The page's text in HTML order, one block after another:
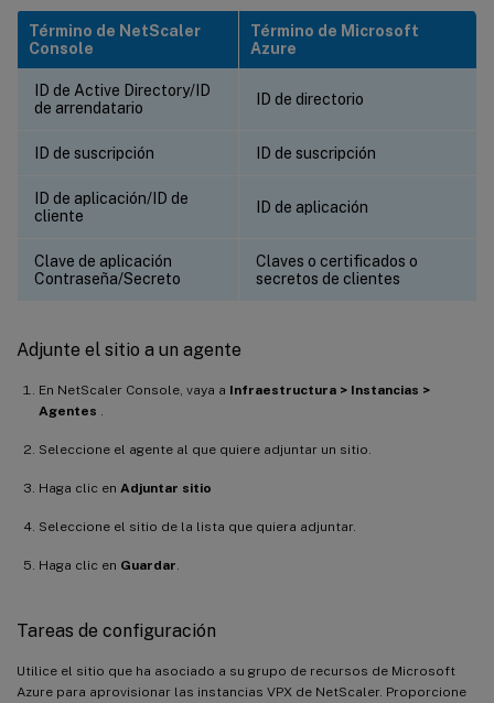
Término de NetScaler
Console
Término de Microsoft
Azure
ID de Active Directory/ID
de arrendatario
ID de directorio
ID de suscripción ID de suscripción
ID de aplicación/ID de
cliente
ID de aplicación
Clave de aplicación
Contraseña/Secreto
Claves o certificados o
secretos de clientes
Adjunte el sitio a un agente
En NetScaler Console, vaya a Infraestructura > Instancias >
Agentes
Seleccione el agente al que quiere adjuntar un sitio.
Haga clic en Adjuntar sitio
Seleccione el sitio de la lista que quiera adjuntar.
Haga clic en Guardar
Tareas de configuración
Utilice el sitio que ha asociado a su grupo de recursos de Microsoft
Azure para aprovisionar las instancias VPX de NetScaler. Proporcione